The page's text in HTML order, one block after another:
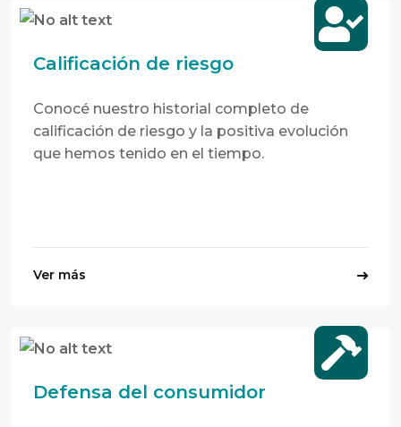
Calificación de riesgo
Conocé nuestro historial completo de
calificación de riesgo y la positiva evolución
que hemos tenido en el tiempo.
Ver más
Defensa del consumidor